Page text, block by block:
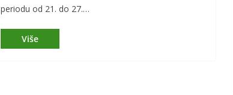
periodu od 21. do 27.…